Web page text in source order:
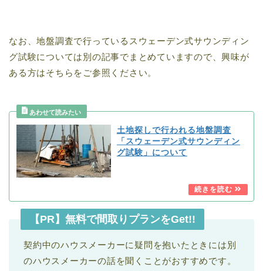
なお、地盤調査で行っているスウェーデン式サウンディン
グ試験については別の記事でまとめていますので、興味が
ある方はそちらをご参照ください。
土地探しで行われる地盤調査
「スウェーデン式サウンディン
グ試験」について
【PR】無料で間取りプランをGet!!
契約中のハウスメーカーに疑問を抱いたときには別
のハウスメーカーの話を聞くことがおすすめです。